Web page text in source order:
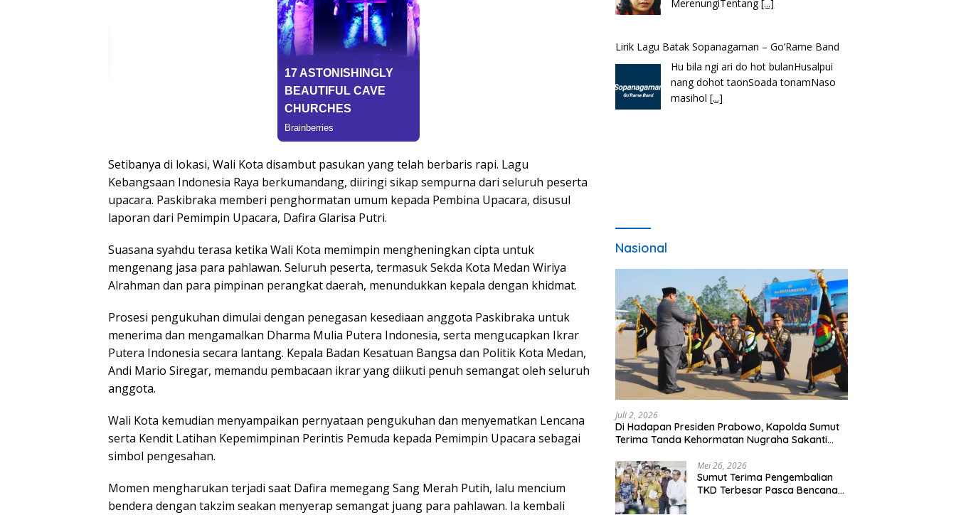
Setibanya di lokasi, Wali Kota disambut pasukan yang telah berbaris rapi. Lagu
Kebangsaan Indonesia Raya berkumandang, diiringi sikap sempurna dari seluruh peserta
upacara. Paskibraka memberi penghormatan umum kepada Pembina Upacara, disusul
laporan dari Pemimpin Upacara, Dafira Glarisa Putri.
Suasana syahdu terasa ketika Wali Kota memimpin mengheningkan cipta untuk
mengenang jasa para pahlawan. Seluruh peserta, termasuk Sekda Kota Medan Wiriya
Alrahman dan para pimpinan perangkat daerah, menundukkan kepala dengan khidmat.
Prosesi pengukuhan dimulai dengan penegasan kesediaan anggota Paskibraka untuk
menerima dan mengamalkan Dharma Mulia Putera Indonesia, serta mengucapkan Ikrar
Putera Indonesia secara lantang. Kepala Badan Kesatuan Bangsa dan Politik Kota Medan,
Andi Mario Siregar, memandu pembacaan ikrar yang diikuti penuh semangat oleh seluruh
anggota.
Wali Kota kemudian menyampaikan pernyataan pengukuhan dan menyematkan Lencana
serta Kendit Latihan Kepemimpinan Perintis Pemuda kepada Pemimpin Upacara sebagai
simbol pengesahan.
Momen mengharukan terjadi saat Dafira memegang Sang Merah Putih, lalu mencium
bendera dengan takzim seakan menyerap semangat juang para pahlawan. Ia kembali
Lirik Lagu Batak Sopanagaman – Go’Rame Band
nang dohot taonSoada tonamNaso
masihol[...]
Lirik Lagu Ena’o – Yusman Lase – Gudangnya
Nasional
Juli 2, 2026
Di Hadapan Presiden Prabowo, Kapolda Sumut
Terima Tanda Kehormatan Nugraha Sakanti
Mei 26, 2026
Sumut Terima Pengembalian
TKD Terbesar Pasca Bencana